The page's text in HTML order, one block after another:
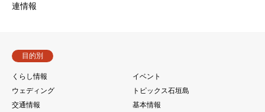
連情報
目的別
くらし情報
イベント
ウェディング
トピックス石垣島
交通情報
基本情報